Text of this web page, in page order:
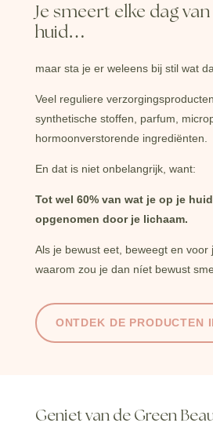
Je smeert elke dag
huid…
maar sta je er weleens bij stil wat
Veel reguliere
synthetische stoffen, parfum,
hormoonverstorende ingrediënten.
En dat is niet onbelangrijk, want:
Tot wel 60% van wat je op je
opgenomen door je lichaam.
Als je bewust eet, beweegt en voor
waarom zou je dan níet bewust
ONTDEK DE PRODUCTEN
Geniet van de Green